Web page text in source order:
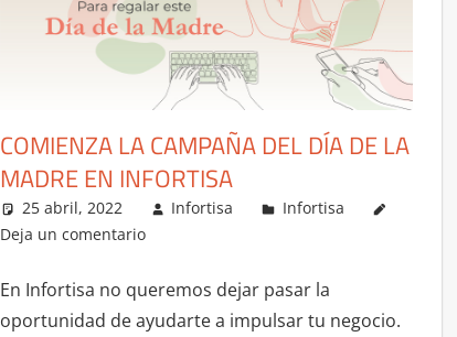
COMIENZA LA CAMPAÑA DEL DÍA DE LA
MADRE EN INFORTISA
25 abril, 2022 Infortisa
Infortisa
Deja un comentario
En Infortisa no queremos dejar pasar la
oportunidad de ayudarte a impulsar tu negocio.